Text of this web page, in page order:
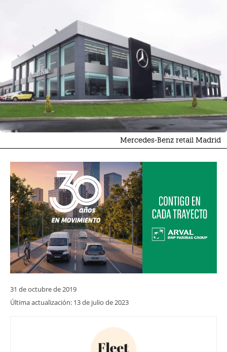
Mercedes-Benz retail Madrid
31 de octubre de 2019
Última actualización: 13 de julio de 2023